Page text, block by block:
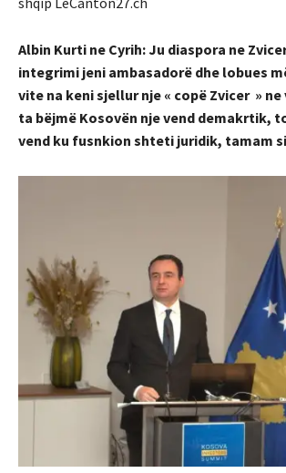
Albin Kurti ne Cyrih: Ju diaspora ne
integrimi jeni ambasadorë dhe lobues
vite na keni sjellur nje « copë Zvicer »
ta bëjmë Kosovën nje vend demakrtik,
vend ku fusnkion shteti juridik, tamam